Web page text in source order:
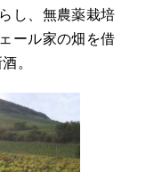
し、無農薬栽培
ール家の畑を借
。